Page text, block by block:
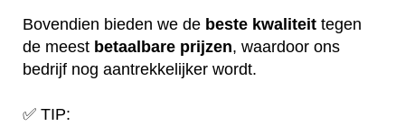
Bovendien bieden we de beste kwaliteit tegen
de meest betaalbare prijzen, waardoor ons
bedrijf nog aantrekkelijker wordt.
✅ TIP: